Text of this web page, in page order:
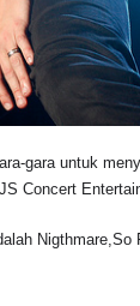
gara untuk
Concert
Nigthmare,So